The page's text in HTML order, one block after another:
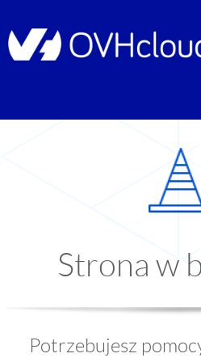
Strona w
Potrzebujesz